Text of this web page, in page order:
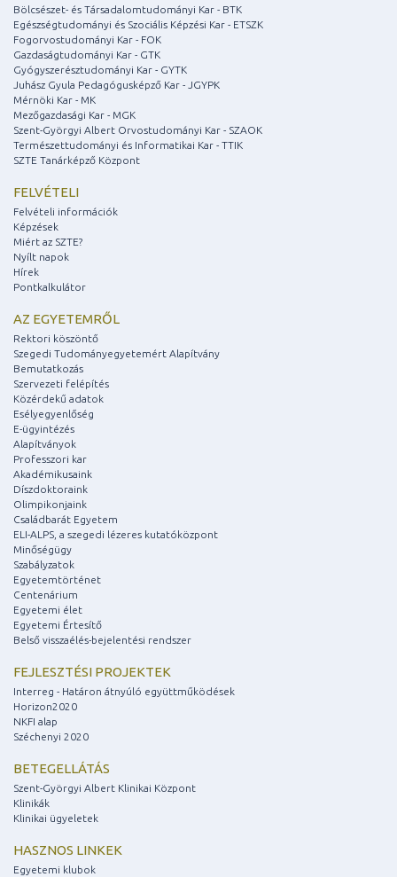
Bölcsészet- és Társadalomtudományi Kar - BTK
Egészségtudományi és Szociális Képzési Kar - ETSZK
Fogorvostudományi Kar - FOK
Gazdaságtudományi Kar - GTK
Gyógyszerésztudományi Kar - GYTK
Juhász Gyula Pedagógusképző Kar - JGYPK
Mérnöki Kar - MK
Mezőgazdasági Kar - MGK
Szent-Györgyi Albert Orvostudományi Kar - SZAOK
Természettudományi és Informatikai Kar - TTIK
SZTE Tanárképző Központ
FELVÉTELI
Felvételi információk
Képzések
Miért az SZTE?
Nyílt napok
Hírek
Pontkalkulátor
AZ EGYETEMRŐL
Rektori köszöntő
Szegedi Tudományegyetemért Alapítvány
Bemutatkozás
Szervezeti felépítés
Közérdekű adatok
Esélyegyenlőség
E-ügyintézés
Alapítványok
Professzori kar
Akadémikusaink
Díszdoktoraink
Olimpikonjaink
Családbarát Egyetem
ELI-ALPS, a szegedi lézeres kutatóközpont
Minőségügy
Szabályzatok
Egyetemtörténet
Centenárium
Egyetemi élet
Egyetemi Értesítő
Belső visszaélés-bejelentési rendszer
FEJLESZTÉSI PROJEKTEK
Interreg - Határon átnyúló együttműködések
Horizon2020
NKFI alap
Széchenyi 2020
BETEGELLÁTÁS
Szent-Györgyi Albert Klinikai Központ
Klinikák
Klinikai ügyeletek
HASZNOS LINKEK
Egyetemi klubok